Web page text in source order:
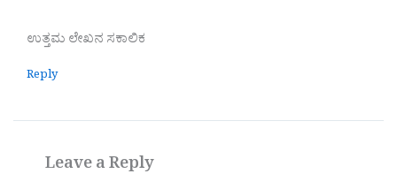
ಉತ್ತಮ ಲೇಖನ ಸಕಾಲಿಕ
Reply
Leave a Reply